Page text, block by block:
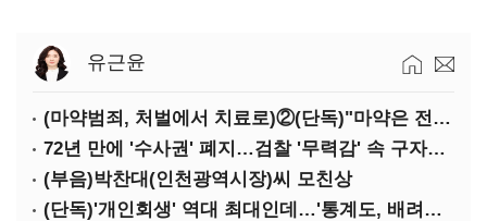
유근윤
(마약범죄, 처벌에서 치료로)②(단독)"마약은 전염병…여성 맞춤형 재활과정 개발 중"
72년 만에 '수사권' 폐지…검찰 '무력감' 속 구자현 사의
(부음)박찬대(인천광역시장)씨 모친상
(단독)'개인회생' 역대 최대인데…'통계도, 배려도' 없는 사법부